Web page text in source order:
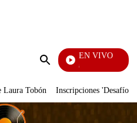
Enviar
EN VIVO
También Caerás
Laura Tobón Inscripciones 'Desafío'